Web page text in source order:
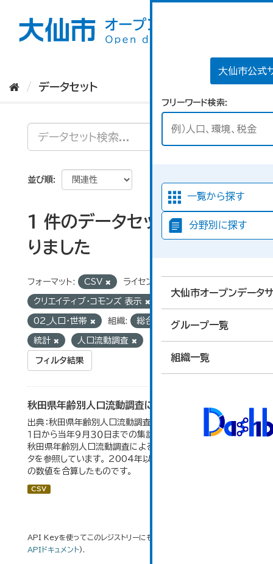
大仙市公式
フリーワード検索
一覧から探す
分野別に探す
大仙市オープンデータ
グループ一覧
組織一覧
データセット
並び順
1 件のデータセットが見つか
りました
フォーマット: CSV ライセンス:
クリエイティブ・コモンズ 表示
02_人口・世帯 組織: 総合政策課 タグ:
統計 人口流動調査
フィルタ結果
秋田県年齢別人口流動調査による人口動態の推移
出典：秋田県年齢別人口流動調査。 各年ともに、前年１０月
１日から当年９月３０日までの集計。 大仙市の統計「2-10
秋田県年齢別人口流動調査による人口動態の推移」のデー
タを参照しています。 2004年以前の数値は合併前市町村
の数値を合算したものです。
CSV
API Keyを使ってこのレジストリーにもアクセス可能です
APIドキュメント).